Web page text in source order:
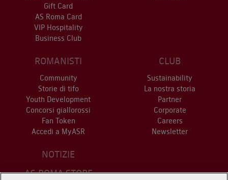
Gift Card
AS Roma Card
VIP Hospitality
Business Club
ROMANISTI
Community
Storie di tifo
Youth Development
Concorsi giallorossi
Fan Token
Accedi a MyASR
CLUB
Sustainability
La nostra storia
Partner
Corporate
Careers
Newsletter
NOTIZIE
AS ROMA STORE